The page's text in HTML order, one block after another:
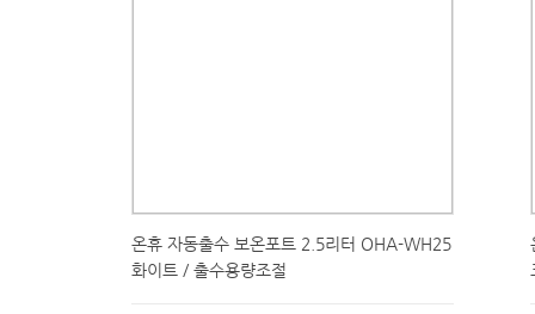
온휴 자동출수 보온포트 2.5리터 OHA-WH25
화이트 / 출수용량조절